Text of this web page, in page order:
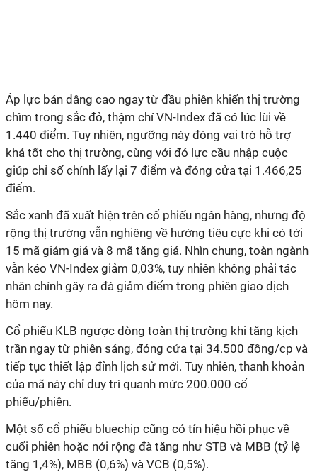
Áp lực bán dâng cao ngay từ đầu phiên khiến thị trường
chìm trong sắc đỏ, thậm chí VN-Index đã có lúc lùi về
1.440 điểm. Tuy nhiên, ngưỡng này đóng vai trò hỗ trợ
khá tốt cho thị trường, cùng với đó lực cầu nhập cuộc
giúp chỉ số chính lấy lại 7 điểm và đóng cửa tại 1.466,25
điểm.
Sắc xanh đã xuất hiện trên cổ phiếu ngân hàng, nhưng độ
rộng thị trường vẫn nghiêng về hướng tiêu cực khi có tới
15 mã giảm giá và 8 mã tăng giá. Nhìn chung, toàn ngành
vẫn kéo VN-Index giảm 0,03%, tuy nhiên không phải tác
nhân chính gây ra đà giảm điểm trong phiên giao dịch
hôm nay.
Cổ phiếu KLB ngược dòng toàn thị trường khi tăng kịch
trần ngay từ phiên sáng, đóng cửa tại 34.500 đồng/cp và
tiếp tục thiết lập đỉnh lịch sử mới. Tuy nhiên, thanh khoản
của mã này chỉ duy trì quanh mức 200.000 cổ
phiếu/phiên.
Một số cổ phiếu bluechip cũng có tín hiệu hồi phục về
cuối phiên hoặc nới rộng đà tăng như STB và MBB (tỷ lệ
tăng 1,4%), MBB (0,6%) và VCB (0,5%).